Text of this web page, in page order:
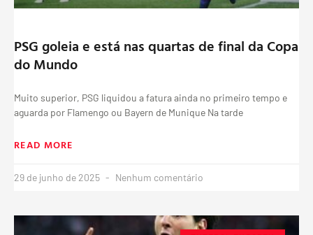
PSG goleia e está nas quartas de final da Copa
do Mundo
Muito superior, PSG liquidou a fatura ainda no primeiro tempo e
aguarda por Flamengo ou Bayern de Munique Na tarde
READ MORE
29 de junho de 2025 Nenhum comentário